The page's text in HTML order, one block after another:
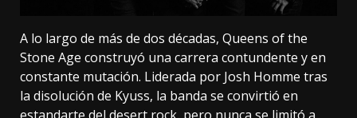
A lo largo de más de dos décadas, Queens of the
Stone Age construyó una carrera contundente y en
constante mutación. Liderada por Josh Homme tras
la disolución de Kyuss, la banda se convirtió en